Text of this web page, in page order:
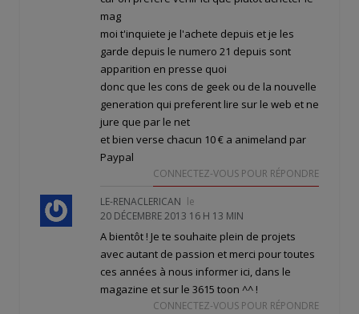
mag
moi t'inquiete je l'achete depuis et je les
garde depuis le numero 21 depuis sont
apparition en presse quoi
donc que les cons de geek ou de la nouvelle
generation qui preferent lire sur le web et ne
jure que par le net
et bien verse chacun 10 € a animeland par
Paypal
CONNECTEZ-VOUS POUR RÉPONDRE
LE-RENACLERICAN le
20 DÉCEMBRE 2013 16 H 13 MIN
A bientôt ! Je te souhaite plein de projets
avec autant de passion et merci pour toutes
ces années à nous informer ici, dans le
magazine et sur le 3615 toon ^^ !
CONNECTEZ-VOUS POUR RÉPONDRE